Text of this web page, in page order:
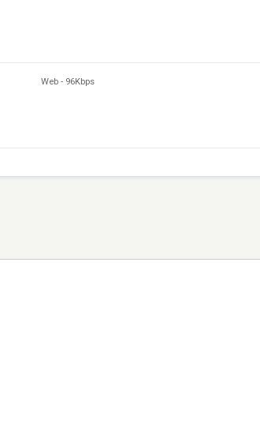
Web - 96Kbps